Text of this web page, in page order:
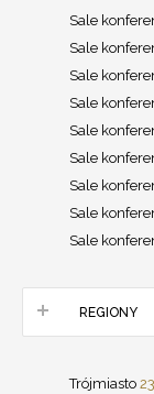
Sale
Sale
Sale
Sale
Sale
Sale
Sale
Sale
Sale
REGIONY
Trójmiasto 23